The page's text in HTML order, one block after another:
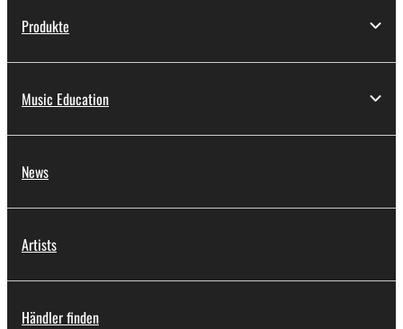
Produkte
Music Education
News
Artists
Händler finden